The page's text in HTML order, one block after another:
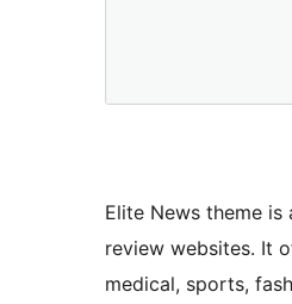
Elite News theme
review websites. It
medical, sports,